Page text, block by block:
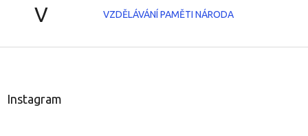
V VZDĚLÁVÁNÍ PAMĚTI NÁRODA
Instagram